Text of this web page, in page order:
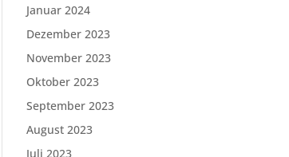
Januar 2024
Dezember 2023
November 2023
Oktober 2023
September 2023
August 2023
Juli 2023